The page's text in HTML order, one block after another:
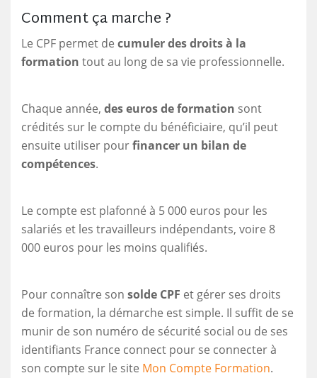
Comment ça marche ?
Le CPF permet de cumuler des droits à la
formation tout au long de sa vie professionnelle.
Chaque année, des euros de formation sont
crédités sur le compte du bénéficiaire, qu’il peut
ensuite utiliser pourfinancer un bilan de
compétences.
Le compte est plafonné à 5 000 euros pour les
salariés et les travailleurs indépendants, voire 8
000 euros pour les moins qualifiés.
Pour connaître son solde CPF et gérer ses droits
de formation, la démarche est simple. Il suffit de se
munir de son numéro de sécurité social ou de ses
identifiants France connect pour se connecter à
son compte sur le site Mon Compte Formation.